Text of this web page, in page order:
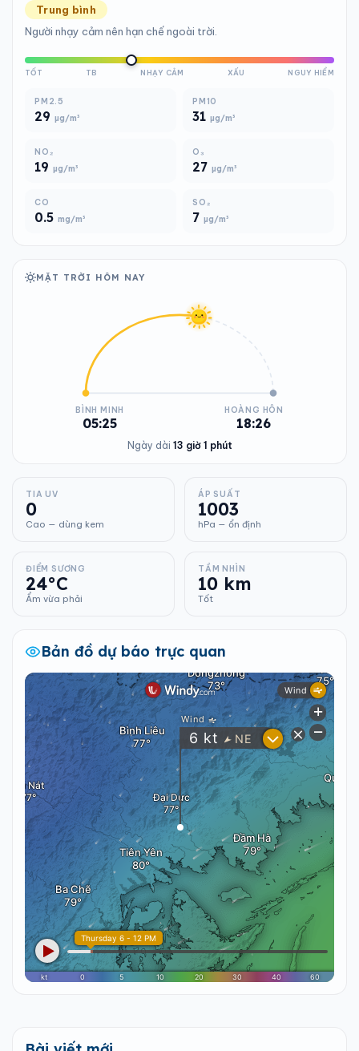
Trung bình
Người nhạy cảm nên hạn chế ngoài trời.
TỐT TB NHẠY CẢM XẤU NGUY HIỂM
PM2.5
29 µg/m³
PM10
31 µg/m³
NO₂
19 µg/m³
O₃
27 µg/m³
CO
0.5 mg/m³
SO₂
7 µg/m³
MẶT TRỜI HÔM NAY
BÌNH MINH
05:25
HOÀNG HÔN
18:26
Ngày dài 13 giờ 1 phút
TIA UV
0
Cao — dùng kem
ÁP SUẤT
1003
hPa — ổn định
ĐIỂM SƯƠNG
24°C
Ẩm vừa phải
TẦM NHÌN
10 km
Tốt
Bản đồ dự báo trực quan